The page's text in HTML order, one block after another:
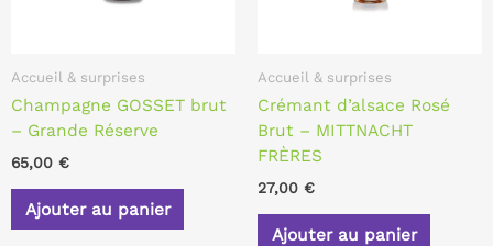
Accueil & surprises
Champagne GOSSET brut
– Grande Réserve
65,00 €
Ajouter au panier
Accueil & surprises
Crémant d’alsace Rosé
Brut – MITTNACHT
FRÈRES
27,00 €
Ajouter au panier